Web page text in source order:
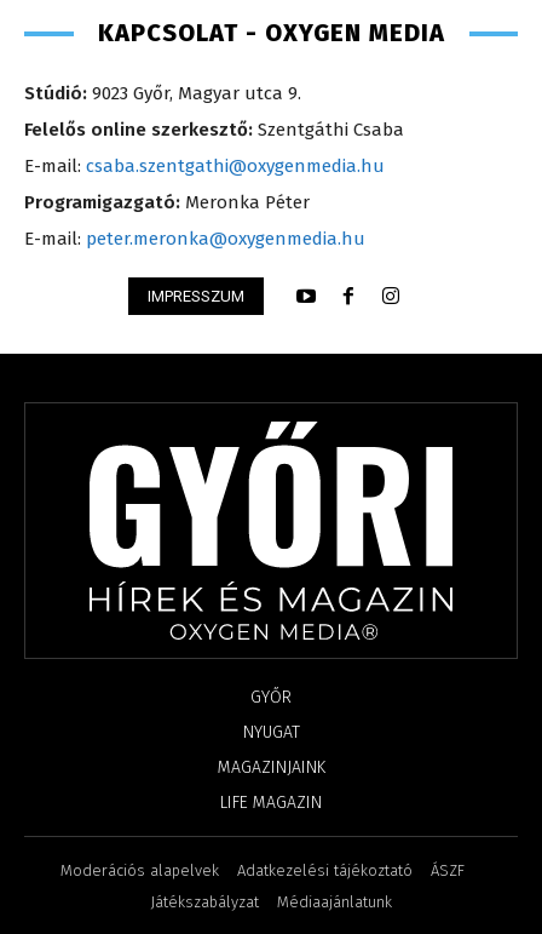
KAPCSOLAT - OXYGEN MEDIA
Stúdió: 9023 Győr, Magyar utca 9.
Felelős online szerkesztő: Szentgáthi Csaba
E-mail: csaba.szentgathi@oxygenmedia.hu
Programigazgató: Meronka Péter
E-mail: peter.meronka@oxygenmedia.hu
IMPRESSZUM
GYŐR
NYUGAT
MAGAZINJAINK
LIFE MAGAZIN
Moderációs alapelvek Adatkezelési tájékoztató
ÁSZF
Játékszabályzat
Médiaajánlatunk